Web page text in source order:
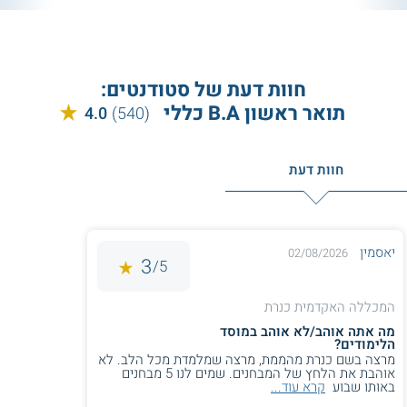
שמותאמים במיוחד לאנשים עובדים, כוללים:
חינוך ומשאבי אנוש, חינוך, אמנות ותרבות
חזותית. כל מסלול כולל מספר חטיבות
אוניברסיטת בן-גוריון קמפוס אילת:
בתכנית לימודים רב תחומיים במדעי החברה,
הסטודנטים יכולים לבחור מבין כמה חטיבות,
ולימודי תקשורת.
יישום תעסוקתי
בוגרי מסלולי הלימוד לקראת
חוות דעת של סטודנטים:
תואר ראשון B.A כללי
(540)
4.0
חוות דעת
יאסמין 02/08/2026
5/
3
המכללה האקדמית כנרת
מה אתה אוהב/לא אוהב במוסד
הלימודים?
מרצה בשם כנרת מהממת, מרצה שמלמדת מכל הלב. לא
אוהבת את הלחץ של המבחנים. שמים לנו 5 מבחנים
באותו שבוע קרא עוד...